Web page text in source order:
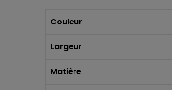
Couleur
Largeur
Matière